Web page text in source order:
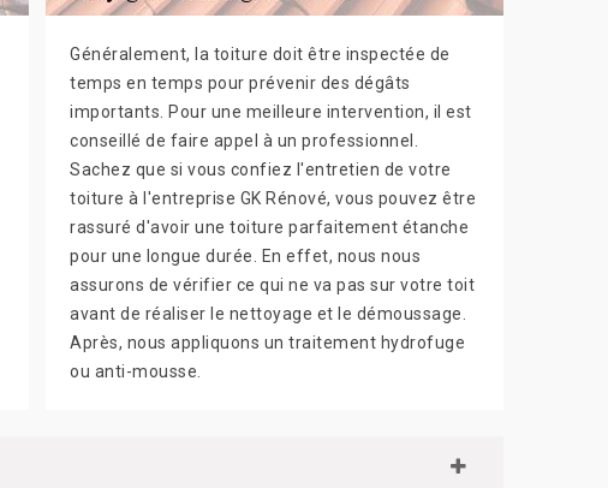
Généralement, la toiture doit être inspectée de
temps en temps pour prévenir des dégâts
importants. Pour une meilleure intervention, il est
conseillé de faire appel à un professionnel.
Sachez que si vous confiez l'entretien de votre
toiture à l'entreprise GK Rénové, vous pouvez être
rassuré d'avoir une toiture parfaitement étanche
pour une longue durée. En effet, nous nous
assurons de vérifier ce qui ne va pas sur votre toit
avant de réaliser le nettoyage et le démoussage.
Après, nous appliquons un traitement hydrofuge
ou anti-mousse.